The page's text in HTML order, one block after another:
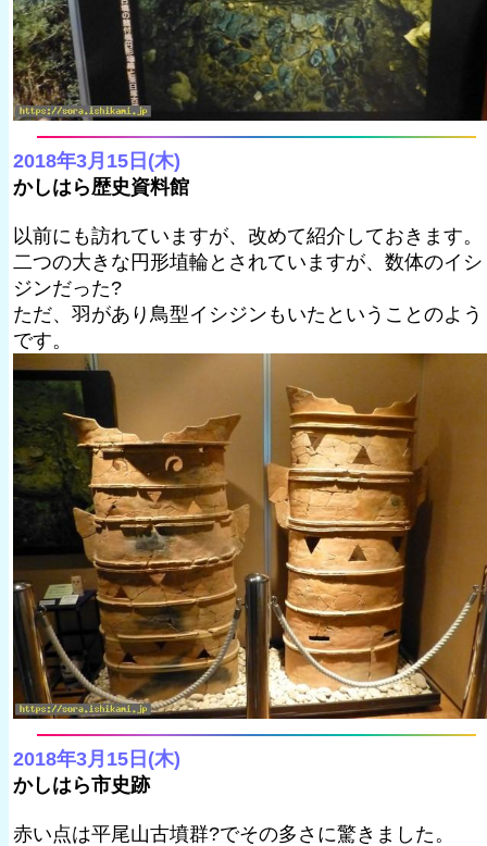
2018年3月15日(木)
かしはら歴史資料館
以前にも訪れていますが、改めて紹介しておきます。
二つの大きな円形埴輪とされていますが、数体のイシ
ジンだった?
ただ、羽があり鳥型イシジンもいたということのよう
です。
2018年3月15日(木)
かしはら市史跡
赤い点は平尾山古墳群?でその多さに驚きました。